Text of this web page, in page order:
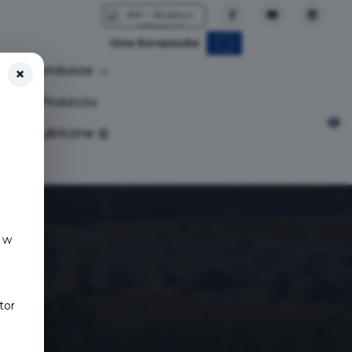
Unia Europejska
Fundusze
w Pruszczu
publiczne
×
w